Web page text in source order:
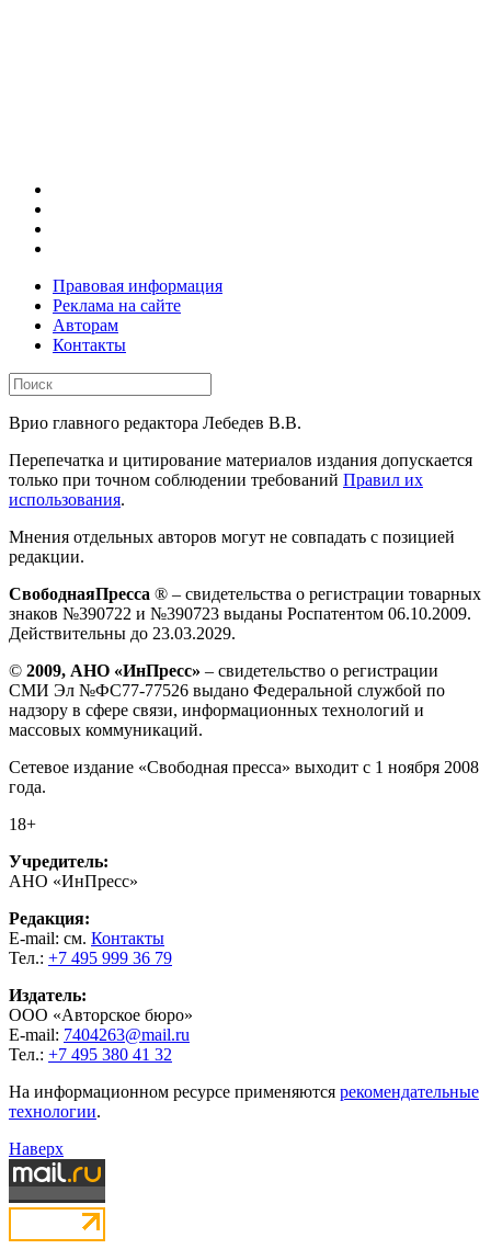
Правовая информация
Реклама на сайте
Авторам
Контакты
Врио главного редактора Лебедев В.В.
Перепечатка и цитирование материалов издания допускается
только при точном соблюдении требований Правил их
использования.
Мнения отдельных авторов могут не совпадать с позицией
редакции.
СвободнаяПресса ® – свидетельства о регистрации товарных
знаков №390722 и №390723 выданы Роспатентом 06.10.2009.
Действительны до 23.03.2029.
© 2009, АНО «ИнПресс» – свидетельство о регистрации
СМИ Эл №ФС77-77526 выдано Федеральной службой по
надзору в сфере связи, информационных технологий и
массовых коммуникаций.
Сетевое издание «Свободная пресса» выходит с 1 ноября 2008
года.
18+
Учредитель:
АНО «ИнПресс»
Редакция:
E-mail: см. Контакты
Тел.: +7 495 999 36 79
Издатель:
ООО «Авторское бюро»
E-mail: 7404263@mail.ru
Тел.: +7 495 380 41 32
На информационном ресурсе применяются рекомендательные
технологии.
Наверх